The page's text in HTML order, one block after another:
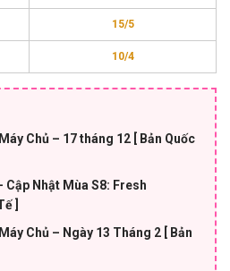
15/5
10/4
Chủ – 17 tháng 12 [ Bản Quốc
Cập Nhật Mùa S8: Fresh
]
Chủ – Ngày 13 Tháng 2 [ Bản